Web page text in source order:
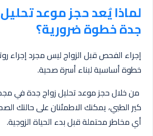
لماذا يُعد حجز موعد
جدة خطوة ضرورية؟
إجراء الفحص قبل الزواج ليس مجرد إجراء
خطوة أساسية لبناء أسرة صحية.
من خلال حجز موعد تحليل زواج جدة في
كير الطبي، يمكنك الاطمئنان على حالتك
أي مخاطر محتملة قبل بدء الحياة الزوجية.